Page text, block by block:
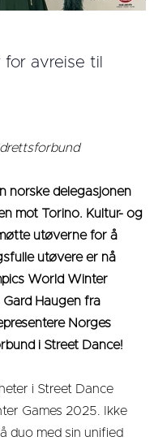
avreise til
norske delegasjonen
mot Torino. Kultur- og
utøverne for å
utøvere er nå
World Winter
Haugen fra
Norges
i Street Dance!
i Street Dance
Games 2025. Ikke
duo med sin unified